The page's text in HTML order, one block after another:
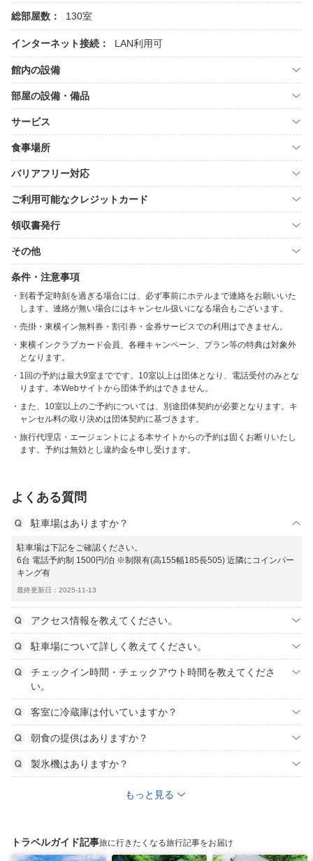
総部屋数： 130室
インターネット接続： LAN利用可
館内の設備
部屋の設備・備品
サービス
食事場所
バリアフリー対応
ご利用可能なクレジットカード
領収書発行
その他
条件・注意事項
到着予定時刻を過ぎる場合には、必ず事前にホテルまで連絡をお願いいた
します。連絡が無い場合にはキャンセル扱いになる場合もございます。
売掛・東横イン無料券・割引券・金券サービスでの利用はできません。
東横インクラブカード会員、各種キャンペーン、プラン等の特典は対象外
となります。
1回の予約は最大9室までです。10室以上は団体となり、電話受付のみとな
ります。本Webサイトから団体予約はできません。
また、10室以上のご予約については、別途団体契約が必要となります。キ
ャンセル料の取り決めは団体契約に基づきます。
旅行代理店・エージェントによる本サイトからの予約は固くお断りいたし
ます。予約は無効とし違約金を申し受けます。
よくある質問
駐車場はありますか？
駐車場は下記をご確認ください。
6台 電話予約制 1500円/泊 ※制限有(高155幅185長505) 近隣にコインパー
キング有
最終更新日：2025-11-13
アクセス情報を教えてください。
駐車場について詳しく教えてください。
チェックイン時間・チェックアウト時間を教えてくださ
い。
客室に冷蔵庫は付いていますか？
朝食の提供はありますか？
製氷機はありますか？
もっと見る
トラベルガイド記事旅に行きたくなる旅行記事をお届け